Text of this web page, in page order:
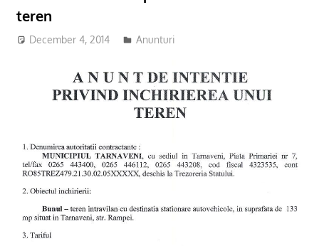
teren
December 4, 2014 Anunturi